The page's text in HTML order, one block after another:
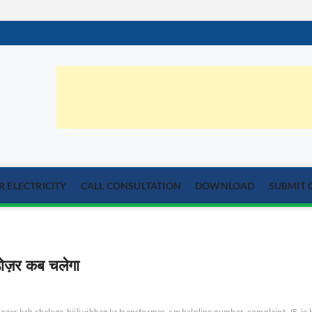
ELECTRICITY CALL CONSULTATION DOWNLOAD SUBMIT
कब चलेगा